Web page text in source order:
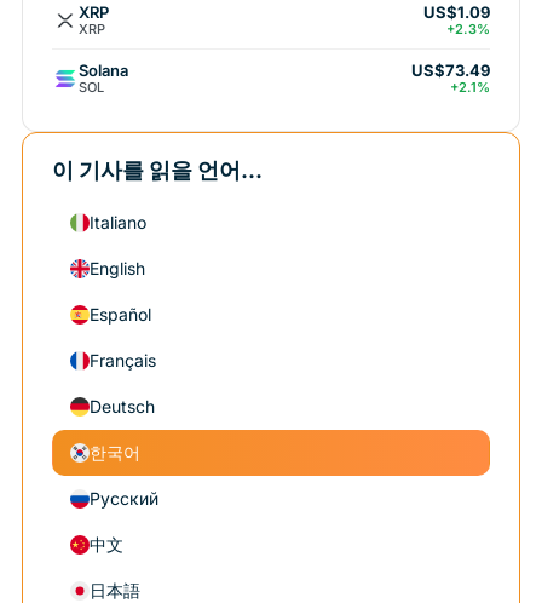
XRP
XRP
US$1.09
+2.3%
Solana
SOL
US$73.49
+2.1%
이 기사를 읽을 언어...
Italiano
English
Español
Français
Deutsch
한국어
Русский
中文
日本語